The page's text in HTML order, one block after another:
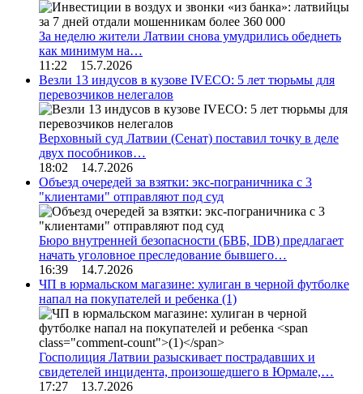
За неделю жители Латвии снова умудрились обеднеть
как минимум на…
11:22 15.7.2026
Везли 13 индусов в кузове IVECO: 5 лет тюрьмы для
перевозчиков нелегалов
Верховный суд Латвии (Сенат) поставил точку в деле
двух пособников…
18:02 14.7.2026
Объезд очередей за взятки: экс-пограничника с 3
"клиентами" отправляют под суд
Бюро внутренней безопасности (БВБ, IDB) предлагает
начать уголовное преследование бывшего…
16:39 14.7.2026
ЧП в юрмальском магазине: хулиган в черной футболке
напал на покупателей и ребенка (1)
Госполиция Латвии разыскивает пострадавших и
свидетелей инцидента, произошедшего в Юрмале,…
17:27 13.7.2026